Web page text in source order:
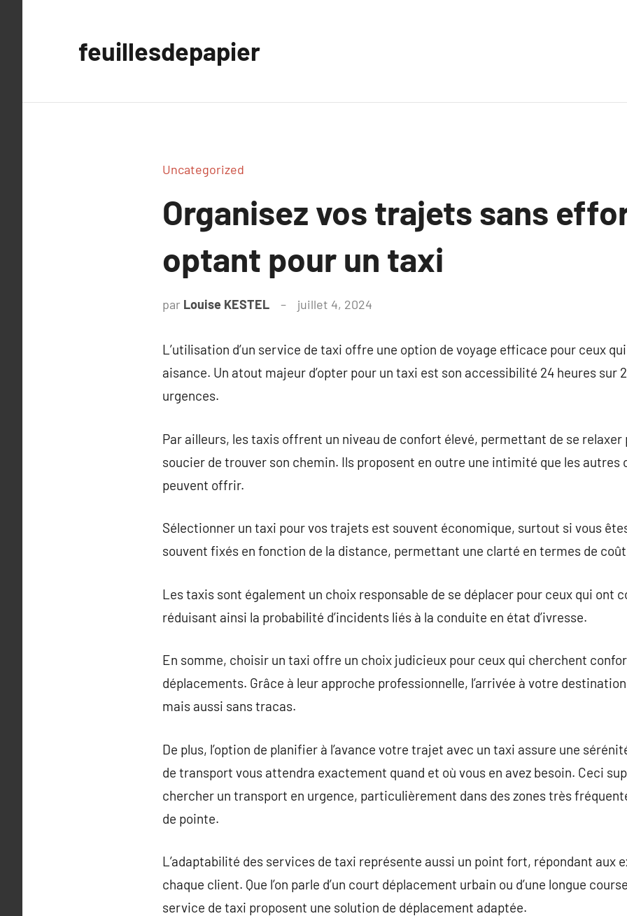
feuillesdepapier
Uncategorized
Organisez vos trajets sans
optant pour un taxi
par Louise KESTEL juillet 4, 2024
L’utilisation d’un service de taxi offre une option de voyage efficace pour ceux
aisance. Un atout majeur d’opter pour un taxi est son accessibilité 24 heures sur
urgences.
Par ailleurs, les taxis offrent un niveau de confort élevé, permettant de se relaxer
soucier de trouver son chemin. Ils proposent en outre une intimité que les autres
peuvent offrir.
Sélectionner un taxi pour vos trajets est souvent économique, surtout si vous
souvent fixés en fonction de la distance, permettant une clarté en termes de
Les taxis sont également un choix responsable de se déplacer pour ceux qui ont
réduisant ainsi la probabilité d’incidents liés à la conduite en état d’ivresse.
En somme, choisir un taxi offre un choix judicieux pour ceux qui cherchent
déplacements. Grâce à leur approche professionnelle, l’arrivée à votre
mais aussi sans tracas.
De plus, l’option de planifier à l’avance votre trajet avec un taxi assure une
de transport vous attendra exactement quand et où vous en avez besoin. Ceci
chercher un transport en urgence, particulièrement dans des zones très
de pointe.
L’adaptabilité des services de taxi représente aussi un point fort, répondant aux
chaque client. Que l’on parle d’un court déplacement urbain ou d’une longue
service de taxi proposent une solution de déplacement adaptée.